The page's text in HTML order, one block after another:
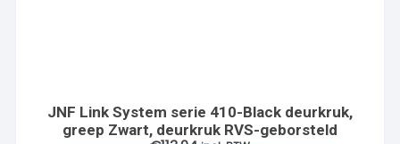
JNF Link System serie 410-Black deurkruk,
greep Zwart, deurkruk RVS-geborsteld